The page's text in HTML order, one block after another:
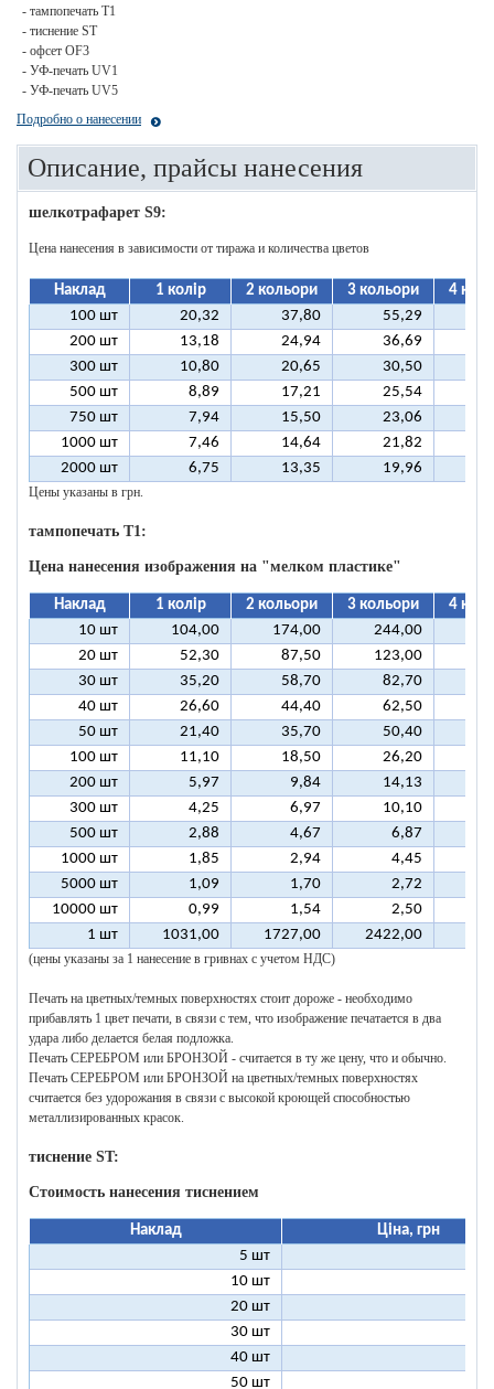
- тампопечать T1
- тиснение ST
- офсет OF3
- УФ-печать UV1
- УФ-печать UV5
Подробно о нанесении
Описание, прайсы нанесения
шелкотрафарет S9:
Цена нанесения в зависимости от тиража и количества цветов
Наклад 1 колір 2 кольори 3 кольори
4
100 шт
20,32 37,80 55,29
200 шт
13,18 24,94 36,69
300 шт
10,80 20,65 30,50
500 шт
8,89 17,21 25,54
750 шт
7,94 15,50 23,06
1000 шт
7,46 14,64 21,82
2000 шт
6,75 13,35 19,96
Цены указаны в грн.
тампопечать T1:
Цена нанесения изображения на "мелком пластике"
Наклад 1 колір 2 кольори 3 кольори
4
10 шт
104,00 174,00 244,00
20 шт
52,30 87,50 123,00
30 шт
35,20 58,70 82,70
40 шт
26,60 44,40 62,50
50 шт
21,40 35,70 50,40
100 шт
11,10 18,50 26,20
200 шт
5,97 9,84 14,13
300 шт
4,25 6,97 10,10
500 шт
2,88 4,67 6,87
1000 шт
1,85 2,94 4,45
5000 шт
1,09 1,70 2,72
10000 шт
0,99 1,54 2,50
1 шт
1031,00 1727,00 2422,00
(цены указаны за 1 нанесение в гривнах с учетом НДС)
Печать на цветных/темных поверхностях стоит дороже - необходимо
прибавлять 1 цвет печати, в связи с тем, что изображение печатается в два
удара либо делается белая подложка.
Печать СЕРЕБРОМ или БРОНЗОЙ - считается в ту же цену, что и обычно.
Печать СЕРЕБРОМ или БРОНЗОЙ на цветных/темных поверхностях
считается без удорожания в связи с высокой кроющей способностью
металлизированных красок.
тиснение ST:
Стоимость нанесения тиснением
Наклад
Ціна, грн
5 шт
10 шт
20 шт
30 шт
40 шт
50 шт